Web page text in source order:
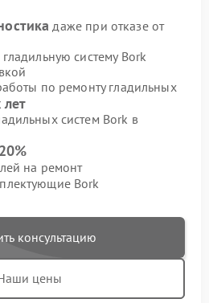
даже при отказе от
систему Bork
по ремонту гладильных
систем Bork в
20%
на ремонт
Bork
консультацию
цены